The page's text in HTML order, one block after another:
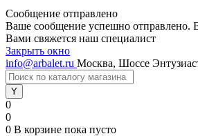
Сообщение отправлено
Ваше сообщение успешно отправлено.
Вами свяжется наш специалист
Закрыть окно
info@arbalet.ru Москва, Шоссе
0
0
0 В корзине пока пусто